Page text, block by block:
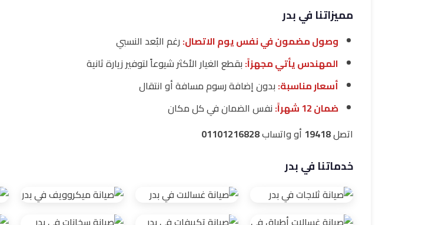
مميزاتنا في بدر
وصول مضمون في نفس يوم الاتصال: رغم البُعد النسبي
المهندس يأتي مجهزاً: بقطع الغيار الأكثر شيوعاً لتوفير زيارة ثانية
أسعار مناسبة: بدون إضافة رسوم مسافة أو انتقال
ضمان 12 شهراً:
نفس الضمان في كل مكان
اتصل19418 أو واتساب01101216828
خدماتنا في بدر